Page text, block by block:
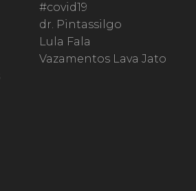
#covid19
dr. Pintassilgo
Lula Fala
Vazamentos Lava Jato